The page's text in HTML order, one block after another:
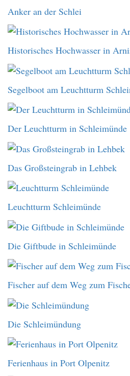
Anker an der Schlei
Historisches Hochwasser in
Segelboot am Leuchtturm
Der Leuchtturm in Schleimünde
Das Großsteingrab in Lehbek
Leuchtturm Schleimünde
Die Giftbude in Schleimünde
Fischer auf dem Weg zum
Die Schleimündung
Ferienhaus in Port Olpenitz